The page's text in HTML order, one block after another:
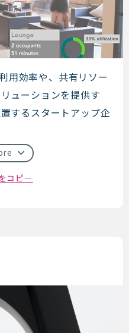
用効率や、共有リソー
ューションを提供す
するスタートアップ企
コピー